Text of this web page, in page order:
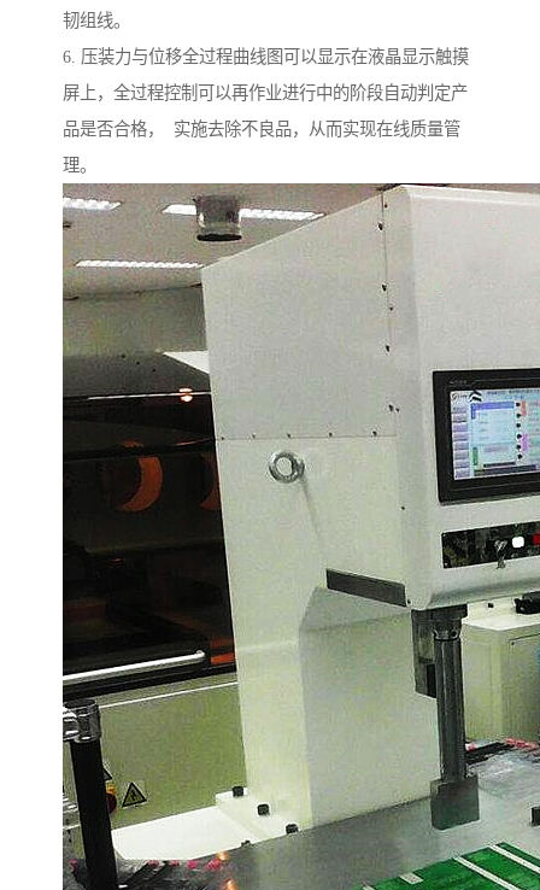
韧组线。
6. 压装力与位移全过程曲线图可以显示在液晶显示触摸
屏上，全过程控制可以再作业进行中的阶段自动判定产
品是否合格， 实施去除不良品，从而实现在线质量管
理。